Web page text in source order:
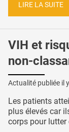
LIRE LA SUITE
VIH et
non-
Actualité publiée il
Les patients
plus élevés car
corps pour lutter